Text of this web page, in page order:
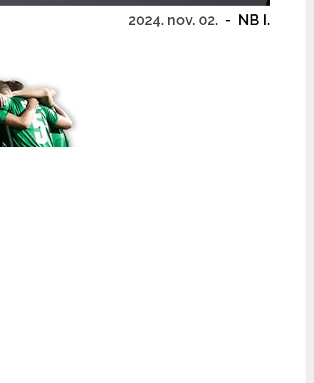
2024. nov. 02. - NB I.